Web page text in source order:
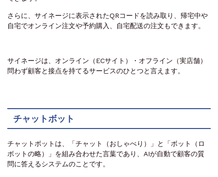
さらに、サイネージに表示されたQRコードを読み取り、帰宅中や
自宅でオンライン注文や予約購入、自宅配送の注文もできます。
サイネージは、オンライン（ECサイト）・オフライン（実店舗）
問わず顧客と接点を持てるサービスのひとつと言えます。
チャットボット
チャットボットは、「チャット（おしゃべり）」と「ボット（ロ
ボットの略）」を組み合わせた言葉であり、AIが自動で顧客の質
問に答えるシステムのことです。